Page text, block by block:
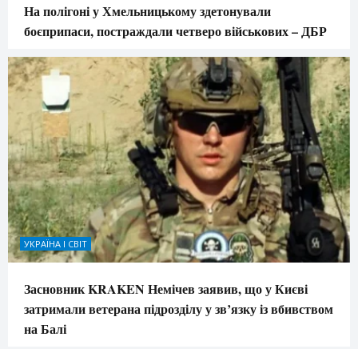
На полігоні у Хмельницькому здетонували
боєприпаси, постраждали четверо військових – ДБР
УКРАЇНА І СВІТ
Засновник KRAKEN Немічев заявив, що у Києві
затримали ветерана підрозділу у зв’язку із вбивством
на Балі